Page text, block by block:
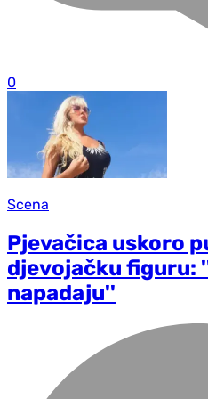
0
Scena
Pjevačica uskoro
djevojačku figuru:
napadaju''